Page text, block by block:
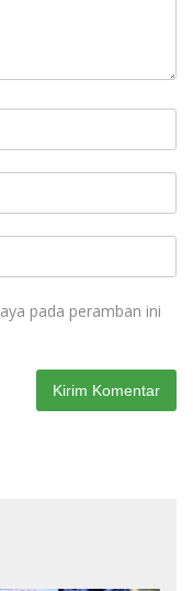
pada peramban ini